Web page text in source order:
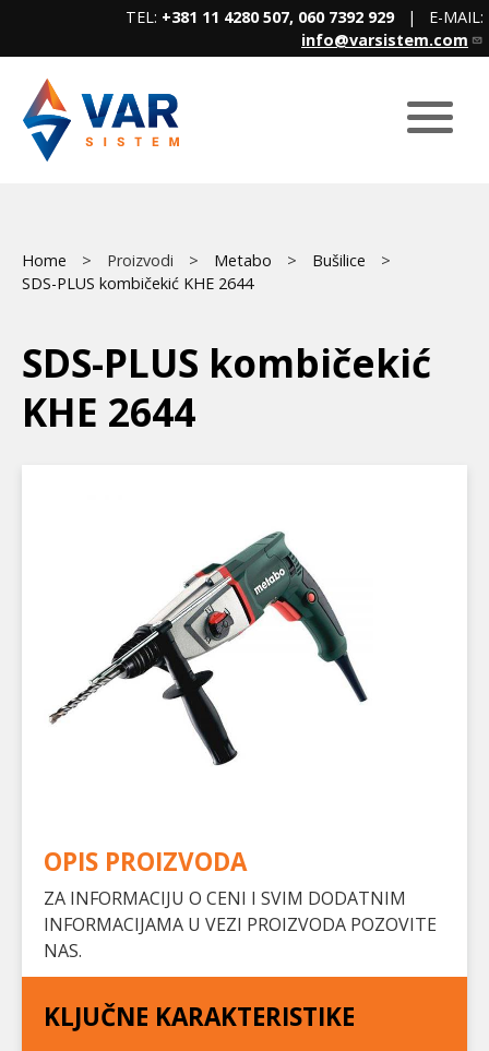
content
TEL: +381 11 4280 507, 060 7392 929| E-MAIL:
info@varsistem.com
Main
Breadcrumb
Home Proizvodi Metabo
Bušilice
SDS-PLUS kombičekić KHE 2644
SDS-PLUS kombičekić
KHE 2644
OPIS PROIZVODA
ZA INFORMACIJU O CENI I SVIM DODATNIM
INFORMACIJAMA U VEZI PROIZVODA POZOVITE
NAS.
KLJUČNE KARAKTERISTIKE